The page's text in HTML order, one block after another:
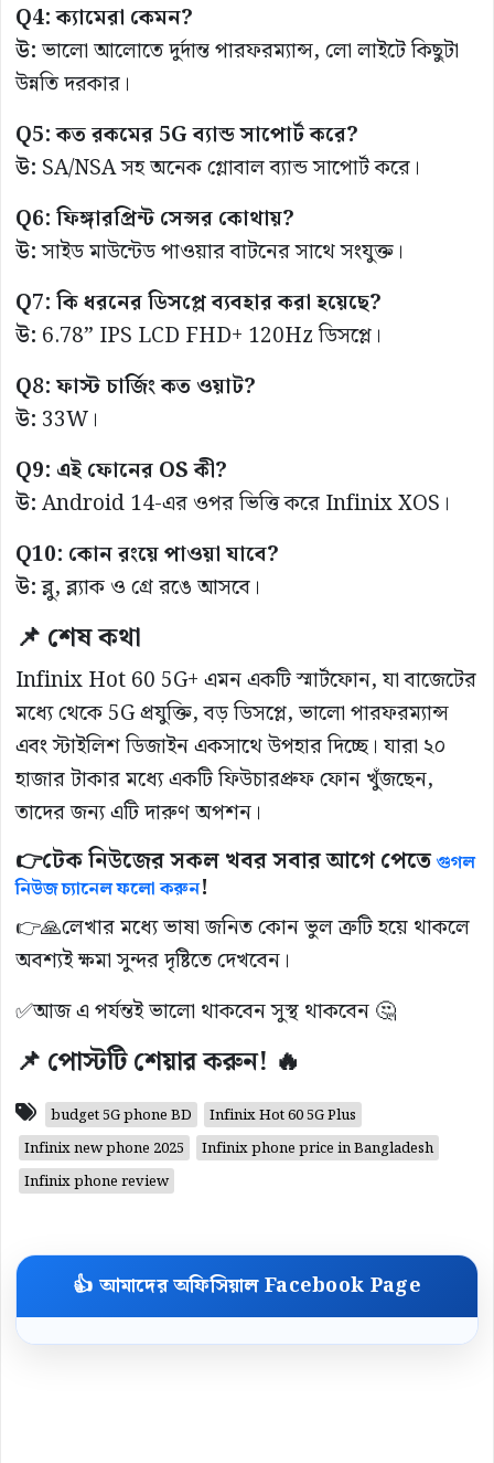
Q4: ক্যামেরা কেমন?
উ:ভালো আলোতে দুর্দান্ত পারফরম্যান্স, লো লাইটে কিছুটা
উন্নতি দরকার।
Q5: কত রকমের 5G ব্যান্ড সাপোর্ট করে?
উ: SA/NSA সহ অনেক গ্লোবাল ব্যান্ড সাপোর্ট করে।
Q6: ফিঙ্গারপ্রিন্ট সেন্সর কোথায়?
উ:সাইড মাউন্টেড পাওয়ার বাটনের সাথে সংযুক্ত।
Q7: কি ধরনের ডিসপ্লে ব্যবহার করা হয়েছে?
উ: 6.78” IPS LCD FHD+ 120Hz ডিসপ্লে।
Q8: ফাস্ট চার্জিং কত ওয়াট?
উ: 33W।
Q9: এই ফোনের OS কী?
উ:Android 14-এর ওপর ভিত্তি করে Infinix XOS।
Q10: কোন রংয়ে পাওয়া যাবে?
উ:ব্লু, ব্ল্যাক ও গ্রে রঙে আসবে।
📌 শেষ কথা
Infinix Hot 60 5G+ এমন একটি স্মার্টফোন, যা বাজেটের
মধ্যে থেকে 5G প্রযুক্তি, বড় ডিসপ্লে, ভালো পারফরম্যান্স
এবং স্টাইলিশ ডিজাইন একসাথে উপহার দিচ্ছে। যারা ২০
হাজার টাকার মধ্যে একটি ফিউচারপ্রুফ ফোন খুঁজছেন,
তাদের জন্য এটি দারুণ অপশন।
👉টেক নিউজের সকল খবর সবার আগে পেতেগুগল
নিউজ চ্যানেল ফলো করুন!
👉🙏লেখার মধ্যে ভাষা জনিত কোন ভুল ত্রুটি হয়ে থাকলে
অবশ্যই ক্ষমা সুন্দর দৃষ্টিতে দেখবেন।
✅আজ এ পর্যন্তই ভালো থাকবেন সুস্থ থাকবেন 🤔
📌 পোস্টটি শেয়ার করুন! 🔥
budget 5G phone BD
Infinix Hot 60 5G Plus
Infinix new phone 2025
Infinix phone price in Bangladesh
Infinix phone review
👍 আমাদের অফিসিয়াল Facebook Page